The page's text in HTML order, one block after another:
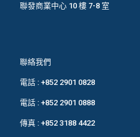
聯發商業中心 10 樓 7-8 室
聯絡我們
電話 : +852 2901 0828
電話 : +852 2901 0888
傳真 : +852 3188 4422